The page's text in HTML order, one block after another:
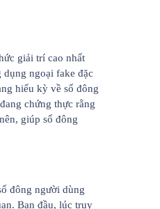
giải trí cao nhất
ngoại fake đặc
hiếu kỳ về số đông
chứng thực rằng
giúp số đông
đông người dùng
Ban đầu, lúc truy